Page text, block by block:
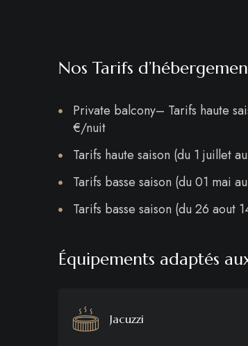
Nos Tarifs
Private balcony– Tarifs haute
€/nuit
Tarifs haute saison (du 1 juillet
Tarifs basse saison (du 01 mai
Tarifs basse saison (du 26 aout
Équipements adaptés
Jacuzzi